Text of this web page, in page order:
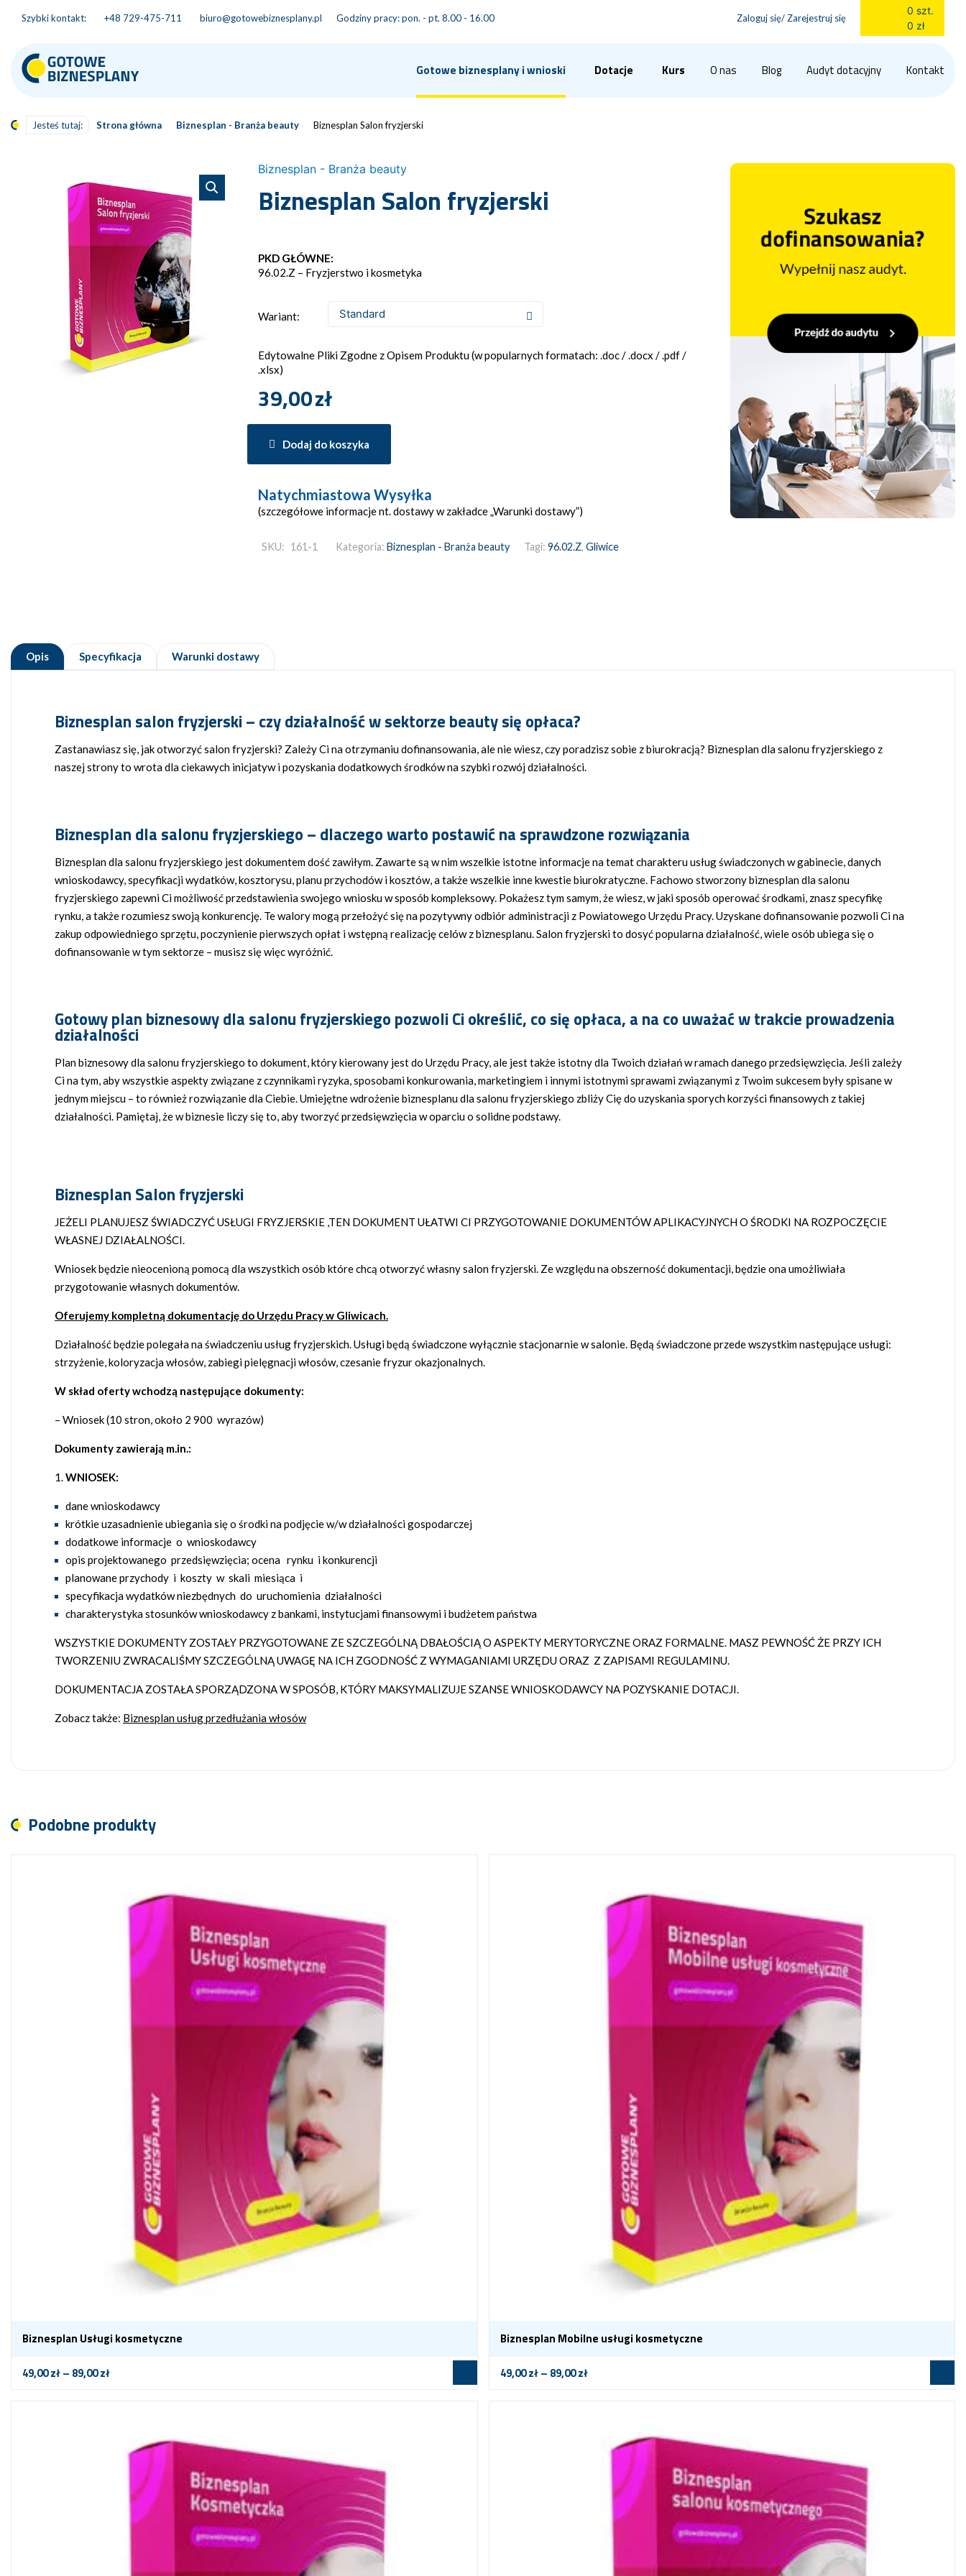
Szybki kontakt: +48 729-475-711 biuro@gotowebiznesplany.pl Godziny pracy: pon. - pt. 8.00 - 16.00 Zaloguj się/ Zarejestruj się
0 szt.
0 zł
Gotowe biznesplany i wnioski Dotacje Kurs O nas Blog Audyt dotacyjny Kontakt
Jesteś tutaj: Strona główna Biznesplan - Branża beauty Biznesplan Salon fryzjerski
Biznesplan - Branża beauty
Biznesplan Salon fryzjerski
PKD GŁÓWNE:
96.02.Z – Fryzjerstwo i kosmetyka
Wariant:
Edytowalne Pliki Zgodne z Opisem Produktu (w popularnych formatach: .doc / .docx / .pdf /
.xlsx)
39,00zł
Dodaj do koszyka
Natychmiastowa Wysyłka
(szczegółowe informacje nt. dostawy w zakładce „Warunki dostawy”)
SKU: 161-1 Kategoria: Biznesplan - Branża beauty Tagi: 96.02.Z, Gliwice
Opis Specyfikacja Warunki dostawy
Biznesplan salon fryzjerski – czy działalność wsektorze beautysię opłaca?
Zastanawiasz się, jak otworzyć salon fryzjerski? Zależy Ci na otrzymaniu dofinansowania, ale nie wiesz, czy poradzisz sobie z biurokracją? Biznesplan dla salonu fryzjerskiego z
naszej strony to wrota dla ciekawych inicjatyw i pozyskania dodatkowych środków na szybki rozwój działalności.
Biznesplan dla salonu fryzjerskiego – dlaczego warto postawić na sprawdzone rozwiązania
Biznesplan dla salonu fryzjerskiego jest dokumentem dość zawiłym. Zawarte są w nim wszelkie istotne informacje na temat charakteru usług świadczonych w gabinecie, danych
wnioskodawcy, specyfikacji wydatków, kosztorysu, planu przychodów i kosztów, a także wszelkie inne kwestie biurokratyczne. Fachowo stworzony biznesplan dla salonu
fryzjerskiego zapewni Ci możliwość przedstawienia swojego wniosku w sposób kompleksowy. Pokażesz tym samym, że wiesz, w jaki sposób operować środkami, znasz specyfikę
rynku, a także rozumiesz swoją konkurencję. Te walory mogą przełożyć się na pozytywny odbiór administracji z Powiatowego Urzędu Pracy. Uzyskane dofinansowanie pozwoli Ci na
zakup odpowiedniego sprzętu, poczynienie pierwszych opłat i wstępną realizację celów z biznesplanu. Salon fryzjerski to dosyć popularna działalność, wiele osób ubiega się o
dofinansowanie w tym sektorze – musisz się więc wyróżnić.
Gotowy plan biznesowy dla salonu fryzjerskiego pozwoli Ci określić, co się opłaca, a na co uważać w trakcie prowadzenia
działalności
Plan biznesowy dla salonu fryzjerskiego to dokument, który kierowany jest do Urzędu Pracy, ale jest także istotny dla Twoich działań w ramach danego przedsięwzięcia. Jeśli zależy
Ci na tym, aby wszystkie aspekty związane z czynnikami ryzyka, sposobami konkurowania, marketingiem i innymi istotnymi sprawami związanymi z Twoim sukcesem były spisane w
jednym miejscu – to również rozwiązanie dla Ciebie. Umiejętne wdrożenie biznesplanu dla salonu fryzjerskiego zbliży Cię do uzyskania sporych korzyści finansowych z takiej
działalności. Pamiętaj, że w biznesie liczy się to, aby tworzyć przedsięwzięcia w oparciu o solidne podstawy.
Biznesplan Salon fryzjerski
JEŻELI PLANUJESZ ŚWIADCZYĆ USŁUGI FRYZJERSKIE ,TEN DOKUMENT UŁATWI CI PRZYGOTOWANIE DOKUMENTÓW APLIKACYJNYCH O ŚRODKI NA ROZPOCZĘCIE
WŁASNEJ DZIAŁALNOŚCI.
Wniosek będzie nieocenioną pomocą dla wszystkich osób które chcą otworzyć własny salon fryzjerski. Ze względu na obszerność dokumentacji, będzie ona umożliwiała
przygotowanie własnych dokumentów.
Oferujemy kompletną dokumentację do Urzędu Pracy w Gliwicach.
Działalność będzie polegała na świadczeniu usług fryzjerskich. Usługi będą świadczone wyłącznie stacjonarnie w salonie. Będą świadczone przede wszystkim następujące usługi:
strzyżenie, koloryzacja włosów, zabiegi pielęgnacji włosów, czesanie fryzur okazjonalnych.
W skład oferty wchodzą następujące dokumenty:
– Wniosek (10 stron, około 2 900 wyrazów)
Dokumenty zawierają m.in.:
WNIOSEK:
dane wnioskodawcy
krótkie uzasadnienie ubiegania się o środki na podjęcie w/w działalności gospodarczej
dodatkowe informacje o wnioskodawcy
opis projektowanego przedsięwzięcia; ocena rynku i konkurencji
planowane przychody i koszty w skali miesiąca i
specyfikacja wydatków niezbędnych do uruchomienia działalności
charakterystyka stosunków wnioskodawcy z bankami, instytucjami finansowymi i budżetem państwa
WSZYSTKIE DOKUMENTY ZOSTAŁY PRZYGOTOWANE ZE SZCZEGÓLNĄ DBAŁOŚCIĄ O ASPEKTY MERYTORYCZNE ORAZ FORMALNE. MASZ PEWNOŚĆ ŻE PRZY ICH
TWORZENIU ZWRACALIŚMY SZCZEGÓLNĄ UWAGĘ NA ICH ZGODNOŚĆ Z WYMAGANIAMI URZĘDU ORAZ Z ZAPISAMI REGULAMINU.
DOKUMENTACJA ZOSTAŁA SPORZĄDZONA W SPOSÓB, KTÓRY MAKSYMALIZUJE SZANSE WNIOSKODAWCY NA POZYSKANIE DOTACJI.
Zobacz także: Biznesplan usług przedłużania włosów
Podobne produkty
Biznesplan Usługi kosmetyczne
49,00zł– 89,00zł
Biznesplan Mobilne usługi kosmetyczne
49,00zł– 89,00zł